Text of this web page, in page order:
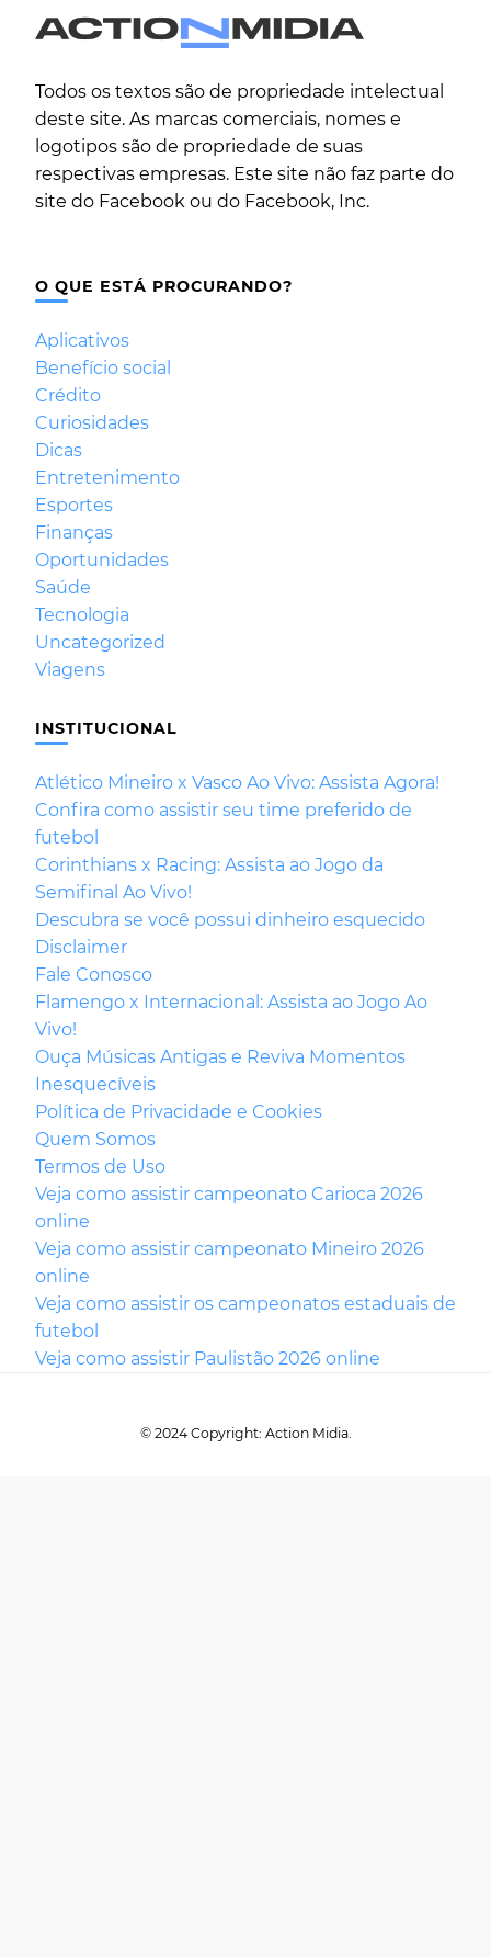
Todos os textos são de propriedade intelectual
deste site. As marcas comerciais, nomes e
logotipos são de propriedade de suas
respectivas empresas. Este site não faz parte do
site do Facebook ou do Facebook, Inc.
O QUE ESTÁ PROCURANDO?
Aplicativos
Benefício social
Crédito
Curiosidades
Dicas
Entretenimento
Esportes
Finanças
Oportunidades
Saúde
Tecnologia
Uncategorized
Viagens
INSTITUCIONAL
Atlético Mineiro x Vasco Ao Vivo: Assista Agora!
Confira como assistir seu time preferido de
futebol
Corinthians x Racing: Assista ao Jogo da
Semifinal Ao Vivo!
Descubra se você possui dinheiro esquecido
Disclaimer
Fale Conosco
Flamengo x Internacional: Assista ao Jogo Ao
Vivo!
Ouça Músicas Antigas e Reviva Momentos
Inesquecíveis
Política de Privacidade e Cookies
Quem Somos
Termos de Uso
Veja como assistir campeonato Carioca 2026
online
Veja como assistir campeonato Mineiro 2026
online
Veja como assistir os campeonatos estaduais de
futebol
Veja como assistir Paulistão 2026 online
© 2024 Copyright: Action Midia.